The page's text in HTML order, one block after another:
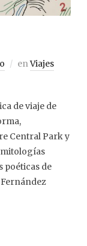
enViajes
de viaje de
Central Park y
poéticas de